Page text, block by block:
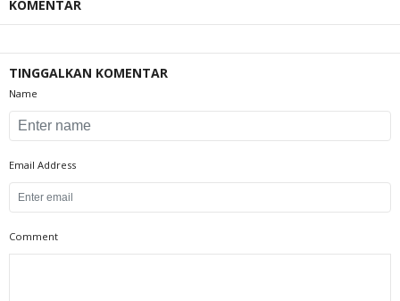
KOMENTAR
TINGGALKAN KOMENTAR
Name
Email Address
Comment